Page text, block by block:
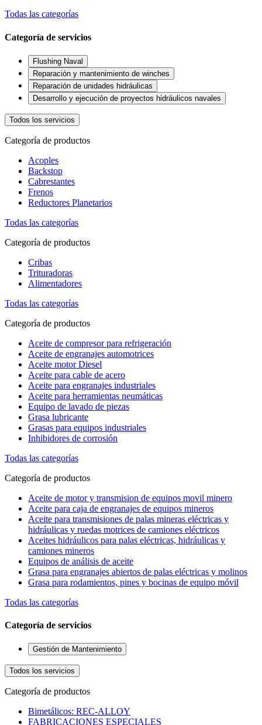
Todas las categorías
Categoría de servicios
Flushing Naval
Reparación y mantenimiento de winches
Reparación de unidades hidráulicas
Desarrollo y ejecución de proyectos hidráulicos navales
Todos los servicios
Categoría de productos
Acoples
Backstop
Cabrestantes
Frenos
Reductores Planetarios
Todas las categorías
Categoría de productos
Cribas
Trituradoras
Alimentadores
Todas las categorías
Categoría de productos
Aceite de compresor para refrigeración
Aceite de engranajes automotrices
Aceite motor Diesel
Aceite para cable de acero
Aceite para engranajes industriales
Aceite para herramientas neumáticas
Equipo de lavado de piezas
Grasa lubricante
Grasas para equipos industriales
Inhibidores de corrosión
Todas las categorías
Categoría de productos
Aceite de motor y transmision de equipos movil minero
Aceite para caja de engranajes de equipos mineros
Aceite para transmisiones de palas mineras eléctricas y
hidráulicas y ruedas motrices de camiones eléctricos
Aceites hidráulicos para palas eléctricas, hidráulicas y
camiones mineros
Equipos de análisis de aceite
Grasa para engranajes abiertos de palas eléctricas y molinos
Grasa para rodamientos, pines y bocinas de equipo móvil
Todas las categorías
Categoría de servicios
Gestión de Mantenimiento
Todos los servicios
Categoría de productos
Bimetálicos: REC-ALLOY
FABRICACIONES ESPECIALES